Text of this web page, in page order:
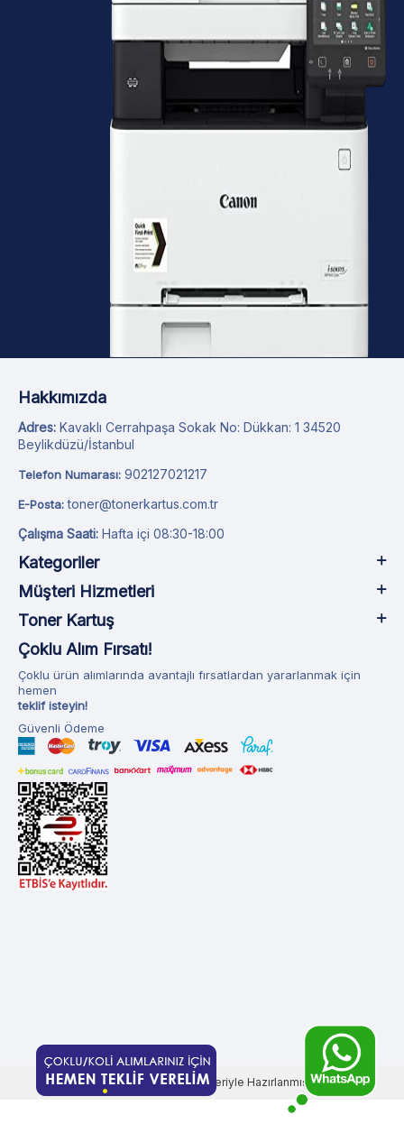
Hakkımızda
Adres: Kavaklı Cerrahpaşa Sokak No: Dükkan: 1 34520
Beylikdüzü/İstanbul
Telefon Numarası: 902127021217
E-Posta: toner@tonerkartus.com.tr
Çalışma Saati: Hafta içi 08:30-18:00
Kategoriler
Müşteri Hizmetleri
Toner Kartuş
Çoklu Alım Fırsatı!
Çoklu ürün alımlarında avantajlı fırsatlardan yararlanmak için
hemen
teklif isteyin!
Güvenli Ödeme
T-SoftE-TicaretSistemleriyle Hazırlanmıştır.